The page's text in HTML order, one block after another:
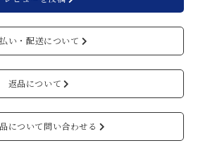
い・配送について
返品について
について問い合わせる